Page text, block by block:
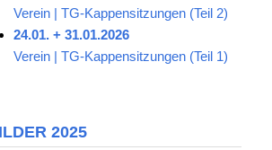
Verein | TG-Kappensitzungen (Teil 2)
24.01. + 31.01.2026
Verein | TG-Kappensitzungen (Teil 1)
2025